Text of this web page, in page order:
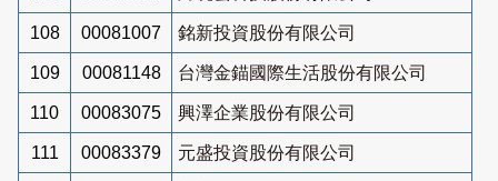
108 00081007 銘新投資股份有限公司
109 00081148 台灣金錨國際生活股份有限公司
110 00083075 興澤企業股份有限公司
111 00083379 元盛投資股份有限公司